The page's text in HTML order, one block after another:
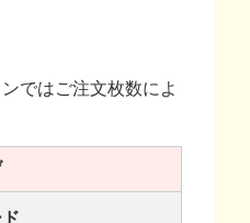
ではご注文枚数によ